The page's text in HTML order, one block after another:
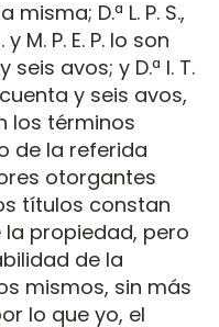
D.ª L. P. S.,
M. P. E. P. lo son
avos; y D.ª I. T.
y seis avos,
los términos
de la referida
otorgantes
títulos constan
la propiedad, pero
de la
mismos, sin más
lo que yo, el